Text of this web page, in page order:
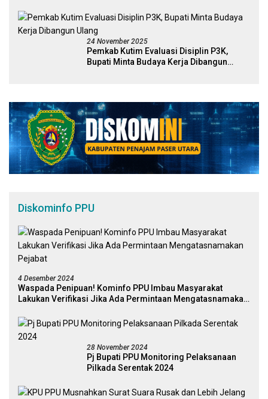
24 November 2025
Pemkab Kutim Evaluasi Disiplin P3K,
Bupati Minta Budaya Kerja Dibangun
Diskominfo PPU
4 Desember 2024
Waspada Penipuan! Kominfo PPU Imbau Masyarakat
Lakukan Verifikasi Jika Ada Permintaan Mengatasnamakan
28 November 2024
Pj Bupati PPU Monitoring Pelaksanaan
Pilkada Serentak 2024